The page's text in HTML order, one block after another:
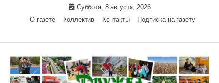
Суббота, 8 августа, 2026
О газете
Коллектив Контакты Подписка на газету